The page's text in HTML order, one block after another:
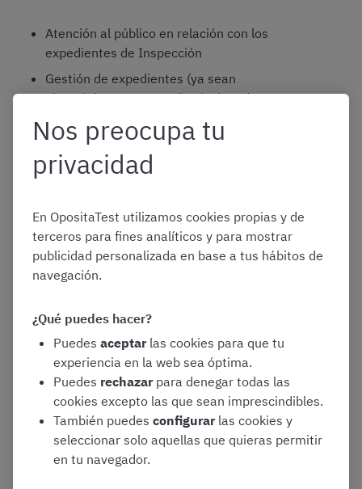
Atención al público en relación con los
expedientes de Inspección
Gestión de expedientes (ya sean
electrónicos o en papel) relacionados con
imposición de sanciones tributarias
Desarrollo de tareas auxiliares o de
comprobación o verificación de datos,
consulta de bases de datos, etc.
Realización de notificaciones y
requerimientos en relación con las
¡PRUEBA GRATIS el CURSO OpositaTest
de Agentes de Hacienda!
Nos preocupa tu
privacidad
En OpositaTest utilizamos cookies propias y de
terceros para fines analíticos y para mostrar
publicidad personalizada en base a tus hábitos de
navegación.
¿Qué puedes hacer?
Puedes aceptar las cookies para que tu
experiencia en la web sea óptima.
Puedes rechazar para denegar todas las
cookies excepto las que sean imprescindibles.
También puedes configurar las cookies y
seleccionar solo aquellas que quieras permitir
en tu navegador.